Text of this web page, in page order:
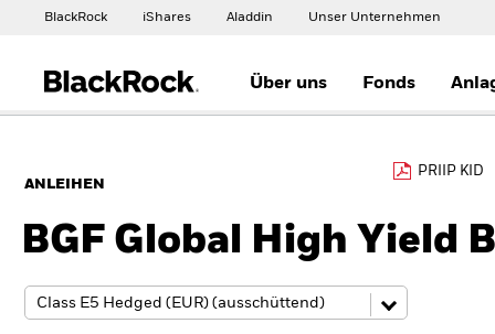
BlackRock iShares Aladdin Unser Unternehmen
Über uns Fonds
ANLEIHEN
PRIIP KID
BGF Global High Yield